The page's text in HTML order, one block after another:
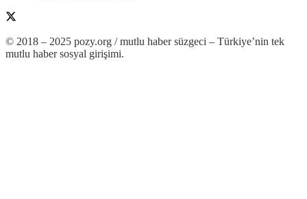
© 2018 – 2025 pozy.org / mutlu haber süzgeci – Türkiye’nin tek
mutlu haber sosyal girişimi.